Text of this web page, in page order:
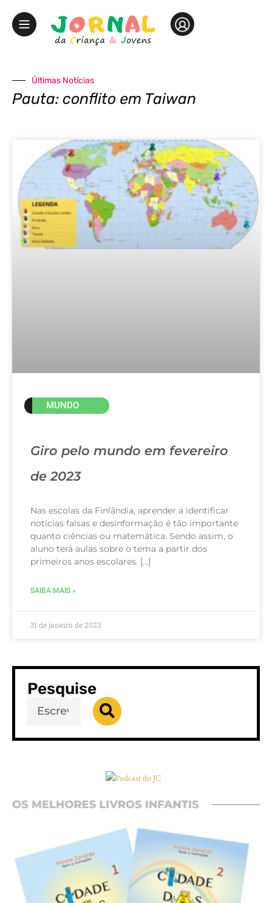
Últimas Notícias
Pauta: conflito em Taiwan
MUNDO
Giro pelo mundo em fevereiro
de 2023
Nas escolas da Finlândia, aprender a identificar
notícias falsas e desinformação é tão importante
quanto ciências ou matemática. Sendo assim, o
aluno terá aulas sobre o tema a partir dos
primeiros anos escolares. […]
SAIBA MAIS »
31 de janeiro de 2023
Pesquise